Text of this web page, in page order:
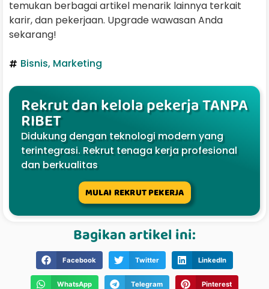
temukan berbagai artikel menarik lainnya terkait
karir, dan pekerjaan. Upgrade wawasan Anda
sekarang!
Bisnis, Marketing
Rekrut dan kelola pekerja TANPA
RIBET
Didukung dengan teknologi modern yang
terintegrasi. Rekrut tenaga kerja profesional
dan berkualitas
MULAI REKRUT PEKERJA
Bagikan artikel ini:
Facebook Twitter LinkedIn
WhatsApp Telegram Pinterest